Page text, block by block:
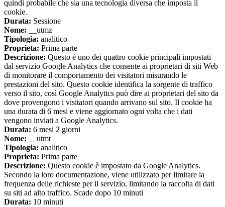
quindi probabile che sia una tecnologia diversa che imposta il
cookie.
Durata: Sessione
Nome: __utmz
Tipologia: analitico
Proprieta: Prima parte
Descrizione: Questo è uno dei quattro cookie principali impostati
dal servizio Google Analytics che consente ai proprietari di siti Web
di monitorare il comportamento dei visitatori misurando le
prestazioni del sito. Questo cookie identifica la sorgente di traffico
verso il sito, così Google Analytics può dire ai proprietari del sito da
dove provengono i visitatori quando arrivano sul sito. Il cookie ha
una durata di 6 mesi e viene aggiornato ogni volta che i dati
vengono inviati a Google Analytics.
Durata: 6 mesi 2 giorni
Nome: __utmt
Tipologia: analitico
Proprieta: Prima parte
Descrizione: Questo cookie è impostato da Google Analytics.
Secondo la loro documentazione, viene utilizzato per limitare la
frequenza delle richieste per il servizio, limitando la raccolta di dati
su siti ad alto traffico. Scade dopo 10 minuti
Durata: 10 minuti